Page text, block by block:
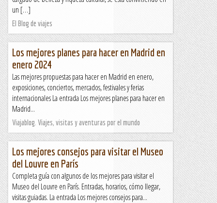
un […]
El Blog de viajes
Los mejores planes para hacer en Madrid en
enero 2024
Las mejores propuestas para hacer en Madrid en enero,
exposiciones, conciertos, mercados, festivales y ferias
internacionales La entrada Los mejores planes para hacer en
Madrid...
Viajablog. Viajes, visitas y aventuras por el mundo
Los mejores consejos para visitar el Museo
del Louvre en París
Completa guía con algunos de los mejores para visitar el
Museo del Louvre en París. Entradas, horarios, cómo llegar,
visitas guiadas. La entrada Los mejores consejos para...